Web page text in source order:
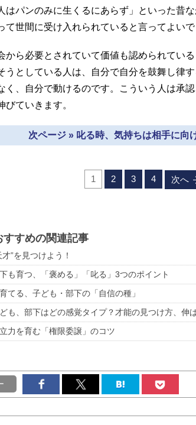
はパンのみに生くるにあらず」といった昔
て世間に受け入れられていると言ってよいで
ら必要とされていて価値も認められてい
うとしている人は、自分で自分を鼓舞し律
く、自分で動けるのです。こういう人は承
びていきます。
次ページ » 叱る時、気持ちは相手に向
1 2 3 4 次へ
すすめの関連記事
”を見つけよう！
も育つ、「褒める」「叱る」3つのポイント
てる、子ども・部下の「自信の種」
も、部下はどの感覚タイプ？才能の見つけ方、伸
力を育む「権限委譲」のコツ